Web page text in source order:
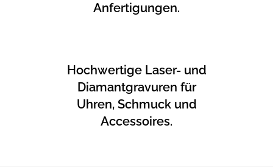
Anfertigungen.
Hochwertige Laser- und
Diamantgravuren für
Uhren, Schmuck und
Accessoires.